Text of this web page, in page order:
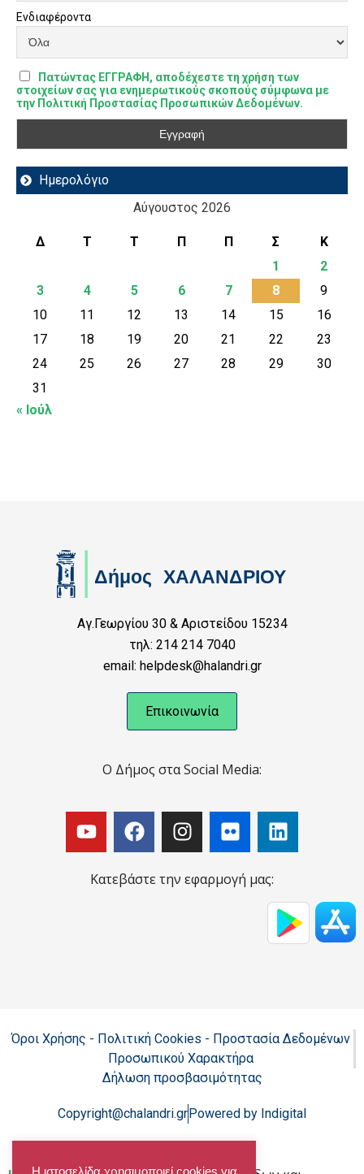
Ενδιαφέροντα
Πατώντας ΕΓΓΡΑΦΗ, αποδέχεστε τη χρήση των
στοιχείων σας για ενημερωτικούς σκοπούς σύμφωνα με
την Πολιτική Προστασίας Προσωπικών Δεδομένων.
Ημερολόγιο
Αύγουστος 2026
Δ Τ Τ Π Π Σ
Κ
1
2
3
4 5 6 7 8
9
10
11 12 13 14 15
16
17
18 19 20 21 22
23
24
25 26 27 28 29
30
31
« Ιούλ
Αγ.Γεωργίου 30 & Αριστείδου 15234
τηλ: 214 214 7040
email: helpdesk@halandri.gr
Επικοινωνία
Ο Δήμος στα Social Media:
Κατεβάστε την εφαρμογή μας:
Όροι Χρήσης - Πολιτική Cookies - Προστασία Δεδομένων
Προσωπικού Χαρακτήρα
Δήλωση προσβασιμότητας
Copyright@chalandri.grPowered by Indigital
Η ιστοσελίδα χρησιμοποιεί cookies για